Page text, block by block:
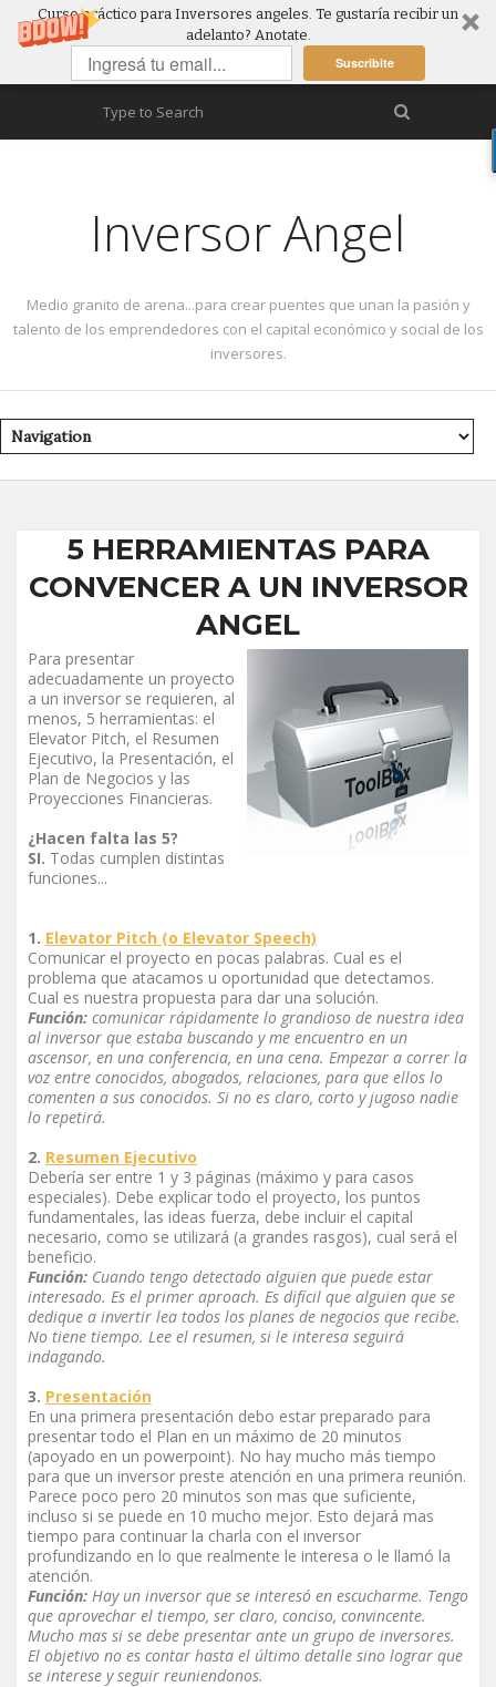
Curso práctico para Inversores angeles. Te gustaría recibir un
adelanto? Anotate.
Suscribite
Inversor Angel
Medio granito de arena...para crear puentes que unan la pasión y
talento de los emprendedores con el capital económico y social de los
inversores.
5 HERRAMIENTAS PARA
CONVENCER A UN INVERSOR
ANGEL
Para presentar
adecuadamente un proyecto
a un inversor se requieren, al
menos, 5 herramientas: el
Elevator Pitch, el Resumen
Ejecutivo, la Presentación, el
Plan de Negocios y las
Proyecciones Financieras.
¿Hacen falta las 5?
SI. Todas cumplen distintas
funciones...
1. Elevator Pitch (o Elevator Speech)
Comunicar el proyecto en pocas palabras. Cual es el
problema que atacamos u oportunidad que detectamos.
Cual es nuestra propuesta para dar una solución.
Función: comunicar rápidamente lo grandioso de nuestra idea
al inversor que estaba buscando y me encuentro en un
ascensor, en una conferencia, en una cena. Empezar a correr la
voz entre conocidos, abogados, relaciones, para que ellos lo
comenten a sus conocidos. Si no es claro, corto y jugoso nadie
lo repetirá.
2. Resumen Ejecutivo
Debería ser entre 1 y 3 páginas (máximo y para casos
especiales). Debe explicar todo el proyecto, los puntos
fundamentales, las ideas fuerza, debe incluir el capital
necesario, como se utilizará (a grandes rasgos), cual será el
beneficio.
Función: Cuando tengo detectado alguien que puede estar
interesado. Es el primer aproach. Es difícil que alguien que se
dedique a invertir lea todos los planes de negocios que recibe.
No tiene tiempo. Lee el resumen, si le interesa seguirá
indagando.
3. Presentación
En una primera presentación debo estar preparado para
presentar todo el Plan en un máximo de 20 minutos
(apoyado en un powerpoint). No hay mucho más tiempo
para que un inversor preste atención en una primera reunión.
Parece poco pero 20 minutos son mas que suficiente,
incluso si se puede en 10 mucho mejor. Esto dejará mas
tiempo para continuar la charla con el inversor
profundizando en lo que realmente le interesa o le llamó la
atención.
Función: Hay un inversor que se interesó en escucharme. Tengo
que aprovechar el tiempo, ser claro, conciso, convincente.
Mucho mas si se debe presentar ante un grupo de inversores.
El objetivo no es contar hasta el último detalle sino lograr que
se interese y seguir reuniendonos.